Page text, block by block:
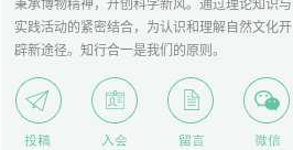
秉承博物精神，开创科学新风。通过理论知识与
实践活动的紧密结合，为认识和理解自然文化开
辟新途径。知行合一是我们的原则。